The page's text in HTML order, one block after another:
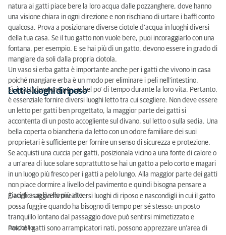
natura ai gatti piace bere la loro acqua dalle pozzanghere, dove hanno
una visione chiara in ogni direzione e non rischiano di urtare i baffi conto
qualcosa. Prova a posizionare diverse ciotole d'acqua in luoghi diversi
della tua casa. Se il tuo gatto non vuole bere, puoi incoraggiarlo con una
fontana, per esempio. E se hai più di un gatto, devono essere in grado di
mangiare da soli dalla propria ciotola.
Un vaso si erba gatta è importante anche per i gatti che vivono in casa
poiché mangiare erba è un modo per eliminare i peli nell'intestino.
Letti e luoghi di riposo
Sì, i gatti dormono per un bel po' di tempo durante la loro vita. Pertanto,
è essenziale fornire diversi luoghi letto tra cui scegliere. Non deve essere
un letto per gatti ben progettato, la maggior parte dei gatti si
accontenta di un posto accogliente sul divano, sul letto o sulla sedia. Una
bella coperta o biancheria da letto con un odore familiare dei suoi
proprietari è sufficiente per fornire un senso di sicurezza e protezione.
Se acquisti una cuccia per gatti, posizionala vicino a una fonte di calore o
a un'area di luce solare soprattutto se hai un gatto a pelo corto e magari
in un luogo più fresco per i gatti a pelo lungo. Alla maggior parte dei gatti
non piace dormire a livello del pavimento e quindi bisogna pensare a
giacigli a un livello più alto.
È anche saggio fornire diversi luoghi di riposo e nascondigli in cui il gatto
possa fuggire quando ha bisogno di tempo per sé stesso: un posto
tranquillo lontano dal passaggio dove può sentirsi mimetizzato e
nascosto.
Poiché i gatti sono arrampicatori nati, possono apprezzare un'area di